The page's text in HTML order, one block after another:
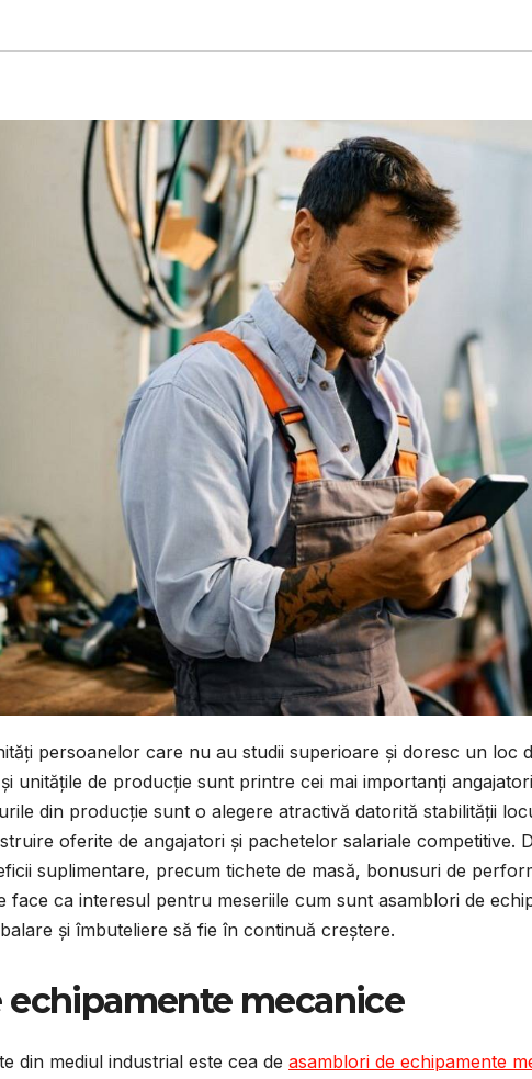
persoanelor care nu au studii superioare și doresc un loc
unitățile de producție sunt printre cei mai importanți
din producție sunt o alegere atractivă datorită stabilității
oferite de angajatori și pachetelor salariale competitive.
suplimentare, precum tichete de masă, bonusuri de
face ca interesul pentru meseriile cum sunt asamblori de
și îmbuteliere să fie în continuă creștere.
echipamente mecanice
din mediul industrial este cea de asamblori de echipamente